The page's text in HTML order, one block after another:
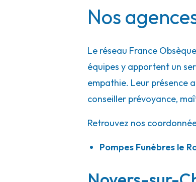
Nos
Le réseau France
équipes y apportent un
empathie. Leur présence
conseiller prévoyance,
Retrouvez nos
Pompes Funèbres le